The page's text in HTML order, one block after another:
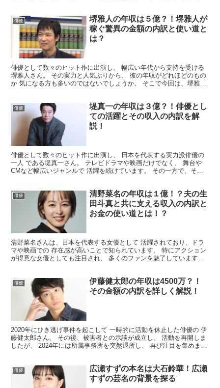
俳優
堺雅人の年収は５億？！堺雅人が
稼ぐ驚異の金額の内訳と使い道と
は？
俳優として数々のヒット作に出演し、 幅広い年代から支持を受ける
堺雅人さん。 その実力と人気ぶりから、 彼の年収がどれほどのもの
か 気になる方も多いのではないでしょうか。 そこで今回は、堺雅人
俳優
堤真一の年収は３億？！俳優とし
ての活躍とその収入の内訳を解
説！
俳優として数々のヒット作に出演し、 日本を代表する実力派俳優の
一人 である堤真一さん。 テレビドラマや映画だけでなく、 舞台や
CMなど幅広いジャンルで 活躍を続けています。 その一方で、その
俳優
清野菜名の年収は１億！？夫の生
田斗真と共に支える収入の内訳と
お金の使い道とは！？
清野菜名さんは、日本を代表する女優として 活躍されており、ドラ
マや映画での 存在感が高いことで知られています。 特にアクション
が得意な女優としても注目され、 多くのファンを魅了しています。
俳優
伊藤健太郎の年収は4500万？！
その金額の内訳を詳しく解説！
2020年にひき逃げ事件を起こして 一時的に活動を休止した俳優の 伊
藤健太郎さん。 その後、被害者との示談が成立し、 活動を再開しま
したが、 2024年には所属事務所を突然退所し、 再び注目を集めまし
俳優
広瀬すずの本名は大石鈴華！広瀬
すずの芸名の背景を探る